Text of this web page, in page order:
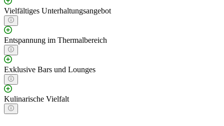
Vielfältiges Unterhaltungsangebot
Entspannung im Thermalbereich
Exklusive Bars und Lounges
Kulinarische Vielfalt